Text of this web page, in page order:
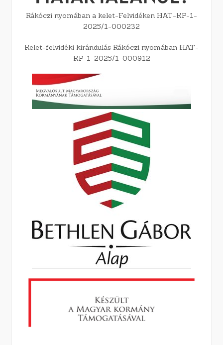
Rákóczi nyomában a kelet-Felvidéken HAT-KP-1-
2025/1-000232
Kelet-felvidéki kirándulás Rákóczi nyomában HAT-
KP-1-2025/1-000912